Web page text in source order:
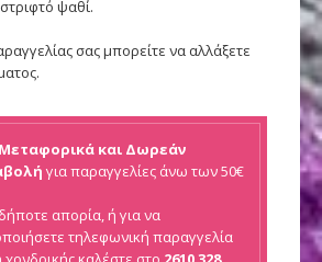
ψαθί.
σας μπορείτε να αλλάξετε
και Δωρεάν
για παραγγελίες άνω των 50€
απορία, ή για να
τηλεφωνική παραγγελία